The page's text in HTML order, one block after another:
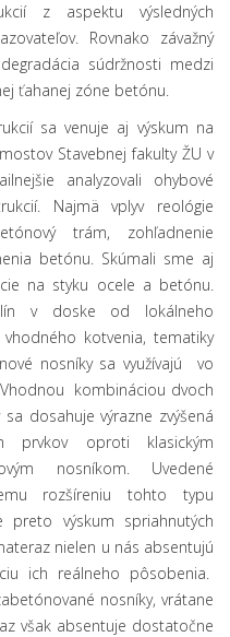
z aspektu výsledných
Rovnako závažný
súdržnosti medzi
ťahanej zóne betónu.
sa venuje aj výskum na
Stavebnej fakulty ŽU v
analyzovali ohybové
Najmä vplyv reológie
trám, zohľadnenie
betónu. Skúmali sme aj
na styku ocele a betónu.
v doske od lokálneho
kotvenia, tematiky
nosníky sa využívajú vo
kombináciou dvoch
dosahuje výrazne zvýšená
prvkov oproti klasickým
nosníkom. Uvedené
rozšíreniu tohto typu
preto výskum spriahnutých
nielen u nás absentujú
ich reálneho pôsobenia.
nosníky, vrátane
však absentuje dostatočne